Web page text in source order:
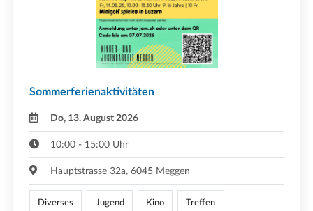
Sommerferienaktivitäten
Do, 13. August 2026
10:00 - 15:00 Uhr
Hauptstrasse 32a, 6045 Meggen
Diverses Jugend Kino Treffen